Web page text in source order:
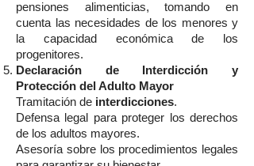
pensiones alimenticias, tomando en
cuenta las necesidades de los menores y
la capacidad económica de los
progenitores.
Declaración de Interdicción y
Protección del Adulto Mayor
Tramitación de interdicciones.
Defensa legal para proteger los derechos
de los adultos mayores.
Asesoría sobre los procedimientos legales